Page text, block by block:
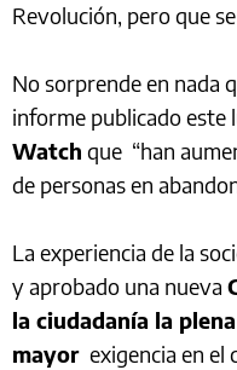
Revolución, pero que
No sorprende en nada
informe publicado este
Watch que “han
de personas en
La experiencia de la
y aprobado una nueva
la ciudadanía la
mayor exigencia en el